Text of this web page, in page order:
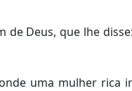
Deus, que lhe
uma mulher rica